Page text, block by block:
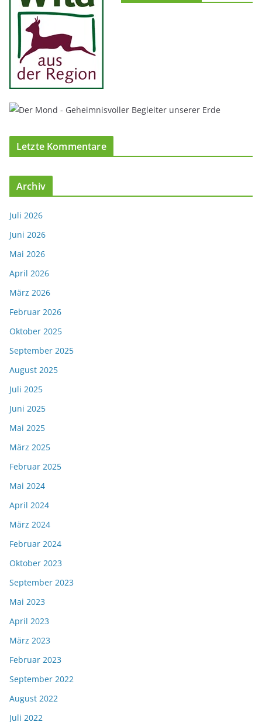
Letzte Kommentare
Archiv
Juli 2026
Juni 2026
Mai 2026
April 2026
März 2026
Februar 2026
Oktober 2025
September 2025
August 2025
Juli 2025
Juni 2025
Mai 2025
März 2025
Februar 2025
Mai 2024
April 2024
März 2024
Februar 2024
Oktober 2023
September 2023
Mai 2023
April 2023
März 2023
Februar 2023
September 2022
August 2022
Juli 2022